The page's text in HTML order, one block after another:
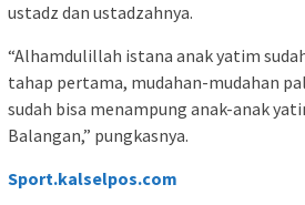
ustadz dan ustadzahnya.
“Alhamdulillah istana anak yatim
tahap pertama, mudahan-mudahan
sudah bisa menampung anak-anak
Balangan,” pungkasnya.
Sport.kalselpos.com